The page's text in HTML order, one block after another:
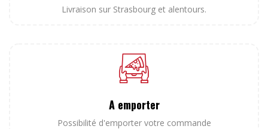
Livraison sur Strasbourg et alentours.
A emporter
Possibilité d'emporter votre commande